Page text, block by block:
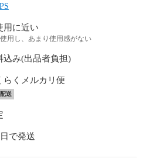
用に近い
用し、あまり使用感がない
込み(出品者負担)
らくメルカリ便
送
で発送